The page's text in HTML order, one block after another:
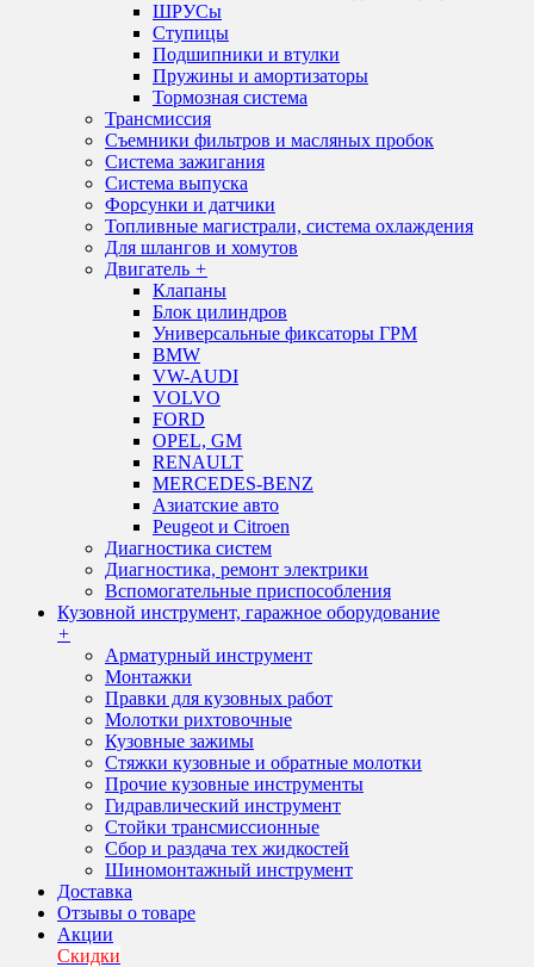
ШРУСы
Ступицы
Подшипники и втулки
Пружины и амортизаторы
Тормозная система
Трансмиссия
Съемники фильтров и масляных пробок
Система зажигания
Система выпуска
Форсунки и датчики
Топливные магистрали, система охлаждения
Для шлангов и хомутов
Двигатель +
Клапаны
Блок цилиндров
Универсальные фиксаторы ГРМ
BMW
VW-AUDI
VOLVO
FORD
OPEL, GM
RENAULT
MERCEDES-BENZ
Азиатские авто
Peugeot и Citroen
Диагностика систем
Диагностика, ремонт электрики
Вспомогательные приспособления
Кузовной инструмент, гаражное оборудование
+
Арматурный инструмент
Монтажки
Правки для кузовных работ
Молотки рихтовочные
Кузовные зажимы
Стяжки кузовные и обратные молотки
Прочие кузовные инструменты
Гидравлический инструмент
Стойки трансмиссионные
Сбор и раздача тех жидкостей
Шиномонтажный инструмент
Доставка
Отзывы о товаре
Акции
Скидки